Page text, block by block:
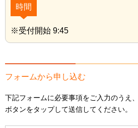
時間
※受付開始 9:45
フォームから申し込む
下記フォームに必要事項をご入力のうえ
ボタンをタップして送信してください。